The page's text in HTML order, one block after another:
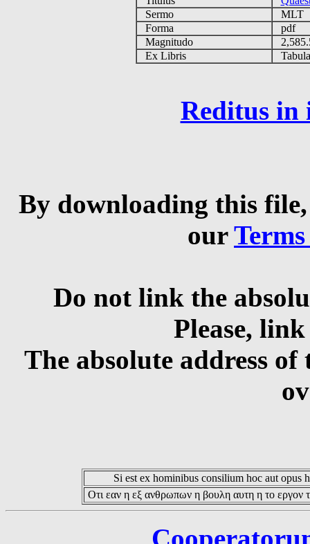
Sermo
MLT
Forma
pdf
Magnitudo
Ex Libris
Reditus in
By downloading this
our
Do not link the
Please,
The absolute address
Si est ex hominibus consilium hoc aut opus
Οτι εαν η εξ ανθρωπων η βουλη αυτη η το εργον